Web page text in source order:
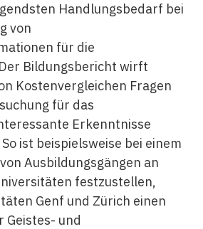
Handlungsbedarf bei
von
für die
Bildungsbericht wirft
Kostenvergleichen Fragen
für das
Erkenntnisse
ist beispielsweise bei einem
Ausbildungsgängen an
festzustellen,
Genf und Zürich einen
Geistes- und